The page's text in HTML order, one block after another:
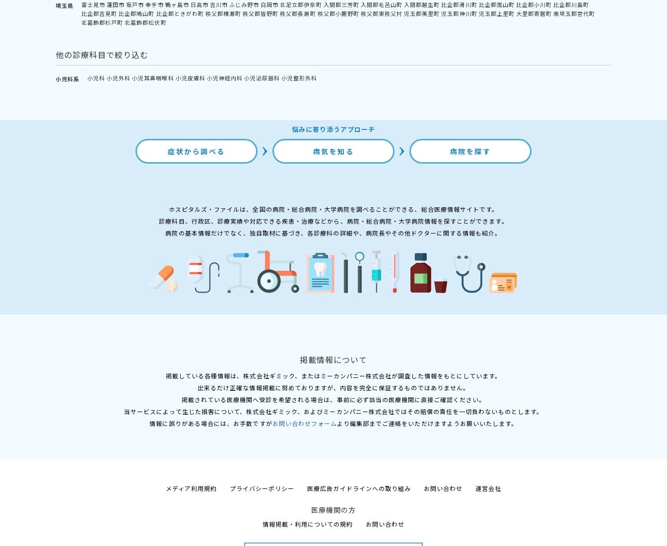
埼玉県
富士見市 蓮田市 坂戸市 幸手市 鶴ヶ島市 日高市 吉川市 ふじみ野市 白岡市 北足立郡伊奈町 入間郡三芳町 入間郡毛呂山町 入間郡越生町 比企郡滑川町 比企郡嵐山町 比企郡小川町 比企郡川島町
比企郡吉見町 比企郡鳩山町 比企郡ときがわ町 秩父郡横瀬町 秩父郡皆野町 秩父郡長瀞町 秩父郡小鹿野町 秩父郡東秩父村 児玉郡美里町 児玉郡神川町 児玉郡上里町 大里郡寄居町 南埼玉郡宮代町
北葛飾郡杉戸町 北葛飾郡松伏町
他の診療科目で絞り込む
小児科系 小児科 小児外科 小児耳鼻咽喉科 小児皮膚科 小児神経内科 小児泌尿器科 小児整形外科
悩みに寄り添うアプローチ
症状から調べる 病気を知る 病院を探す
ホスピタルズ・ファイルは、全国の病院・総合病院・大学病院を調べることができる、総合医療情報サイトです。
診療科目、行政区、診療実績や対応できる疾患・治療などから、病院・総合病院・大学病院情報を探すことができます。
病院の基本情報だけでなく、独自取材に基づき、各診療科の詳細や、病院長やその他ドクターに関する情報も紹介。
掲載情報について
掲載している各種情報は、株式会社ギミック、またはミーカンパニー株式会社が調査した情報をもとにしています。
出来るだけ正確な情報掲載に努めておりますが、内容を完全に保証するものではありません。
掲載されている医療機関へ受診を希望される場合は、事前に必ず該当の医療機関に直接ご確認ください。
当サービスによって生じた損害について、株式会社ギミック、およびミーカンパニー株式会社ではその賠償の責任を一切負わないものとします。
情報に誤りがある場合には、お手数ですがお問い合わせフォームより編集部までご連絡をいただけますようお願いいたします。
メディア利用規約 プライバシーポリシー 医療広告ガイドラインへの取り組み お問い合わせ 運営会社
医療機関の方
情報掲載・利用についての規約 お問い合わせ